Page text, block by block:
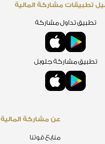
عن مشاركة المالية
منابع قوتنا
تطبيقات مشاركة المالية
تطبيق تداول مشاركة
تطبيق مشاركة جلوبل